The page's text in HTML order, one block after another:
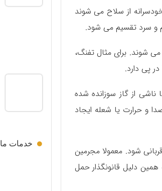
از سلاح می شوند
و سرد تقسیم می شود‌.
شوند. برای مثال تفنگ،
پی دارد.
از گاز سوزانده شده
و حرارت یا شعله ایجاد
شود. معمولا مجرمین
دلیل قانونگذار حمل
خدمات ما